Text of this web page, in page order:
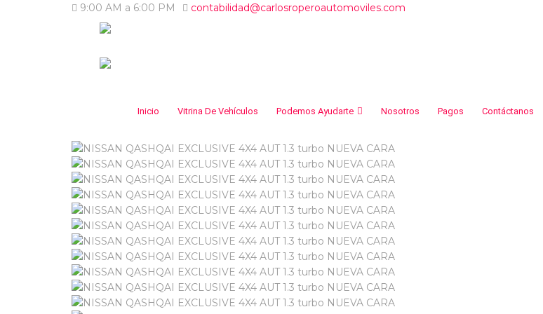
9:00 AM a 6:00 PM contabilidad@carlosroperoautomoviles.com
Inicio Vitrina De Vehículos Podemos Ayudarte Nosotros Pagos Contáctanos